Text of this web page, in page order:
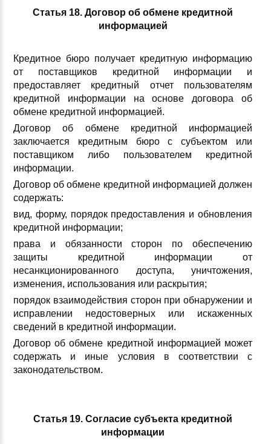
Статья 18. Договор об обмене кредитной
информацией
Кредитное бюро получает кредитную информацию
от поставщиков кредитной информации и
предоставляет кредитный отчет пользователям
кредитной информации на основе договора об
обмене кредитной информацией.
Договор об обмене кредитной информацией
заключается кредитным бюро с субъектом или
поставщиком либо пользователем кредитной
информации.
Договор об обмене кредитной информацией должен
содержать:
вид, форму, порядок предоставления и обновления
кредитной информации;
права и обязанности сторон по обеспечению
защиты кредитной информации от
несанкционированного доступа, уничтожения,
изменения, использования или раскрытия;
порядок взаимодействия сторон при обнаружении и
исправлении недостоверных или искаженных
сведений в кредитной информации.
Договор об обмене кредитной информацией может
содержать и иные условия в соответствии с
законодательством.
Статья 19. Согласие субъекта кредитной
информации